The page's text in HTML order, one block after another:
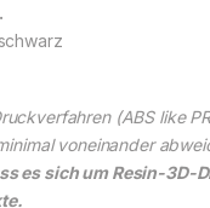
(ABS like
voneinander
es sich um Resin-